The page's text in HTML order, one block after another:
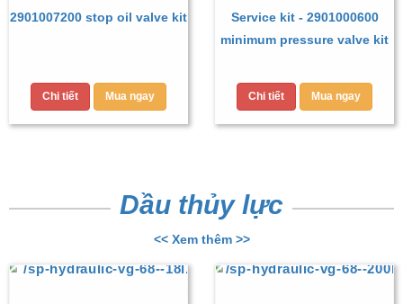
2901007200 stop oil valve kit
Chi tiết Mua ngay
Service kit - 2901000600
minimum pressure valve kit
Chi tiết Mua ngay
Dầu thủy lực
<< Xem thêm >>